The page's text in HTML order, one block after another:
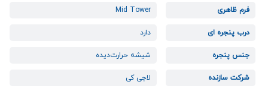
فرم ظاهری Mid Tower
درب پنجره ای دارد
جنس پنجره شیشه حرارت‌دیده
شرکت سازنده لاجی کی